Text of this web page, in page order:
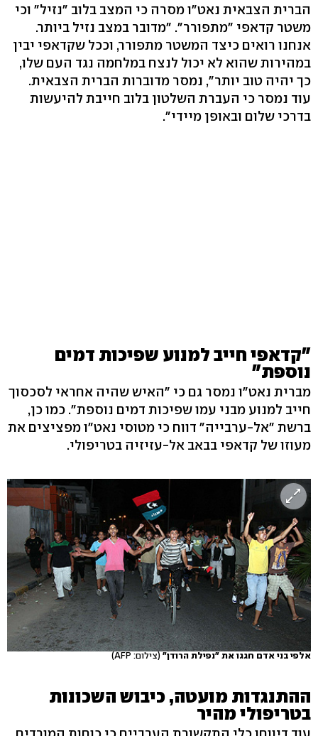
הברית הצבאית נאט"ו מסרה כי המצב בלוב "נזיל" וכי
משטר קדאפי "מתפורר". "מדובר במצב נזיל ביותר.
אנחנו רואים כיצד המשטר מתפורר, וככל שקדאפי יבין
במהירות שהוא לא יכול לנצח במלחמה נגד העם שלו,
כך יהיה טוב יותר", נמסר מדוברות הברית הצבאית.
עוד נמסר כי העברת השלטון בלוב חייבת להיעשות
בדרכי שלום ובאופן מיידי".
"קדאפי חייב למנוע שפיכות דמים
נוספת"
מברית נאט"ו נמסר גם כי "האיש שהיה אחראי לסכסוך
חייב למנוע מבני עמו שפיכות דמים נוספת". כמו כן,
ברשת "אל-ערבייה" דווח כי מטוסי נאט"ו מפציצים את
מעוזו של קדאפי בבאב אל-עזיזיה בטריפולי.
אלפי בני אדם חגגו את "נפילת הרודן" (צילום: AFP)
ההתנגדות מועטה, כיבוש השכונות
בטריפולי מהיר